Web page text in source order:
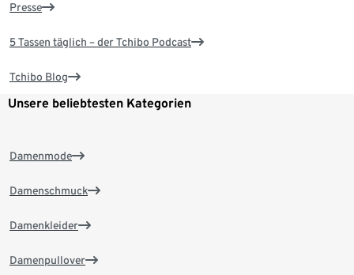
Presse
5 Tassen täglich – der Tchibo Podcast
Tchibo Blog
Unsere beliebtesten Kategorien
Damenmode
Damenschmuck
Damenkleider
Damenpullover